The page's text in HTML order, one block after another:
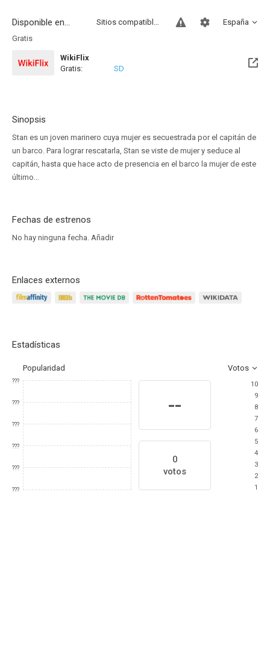
Disponible en... España
Sitios compatibles
Gratis
WikiFlix
Gratis:
SD
Sinopsis
Stan es un joven marinero cuya mujer es secuestrada por el capitán de
un barco. Para lograr rescatarla, Stan se viste de mujer y seduce al
capitán, hasta que hace acto de presencia en el barco la mujer de este
último...
Fechas de estrenos
No hay ninguna fecha. Añadir
Enlaces externos
Estadísticas
Popularidad Votos
???
???
???
???
???
???
--
0
votos
10
9
8
7
6
5
4
3
2
1